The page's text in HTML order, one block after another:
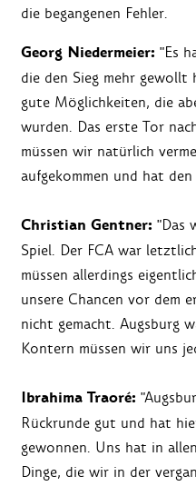
die begangenen Fehler.
Georg Niedermeier: "Es
die den Sieg mehr
gute Möglichkeiten, die
wurden. Das erste Tor
müssen wir natürlich
aufgekommen und hat den
Christian Gentner: "Das
Spiel. Der FCA war
müssen allerdings
unsere Chancen vor dem
nicht gemacht. Augsburg
Kontern müssen wir uns
Ibrahima Traoré:
Rückrunde gut und hat
gewonnen. Uns hat in
Dinge, die wir in der